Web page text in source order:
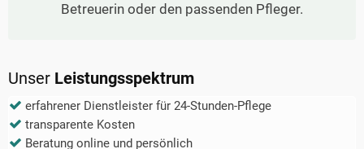
Betreuerin oder den passenden Pfleger.
Unser Leistungsspektrum
erfahrener Dienstleister für 24-Stunden-Pflege
transparente Kosten
Beratung online und persönlich